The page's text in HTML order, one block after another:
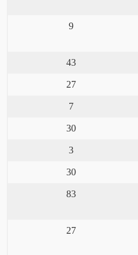
9
43
27
7
30
3
30
83
27